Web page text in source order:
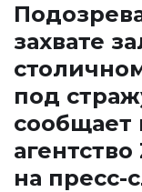
захвате
под
агентство
на пресс-